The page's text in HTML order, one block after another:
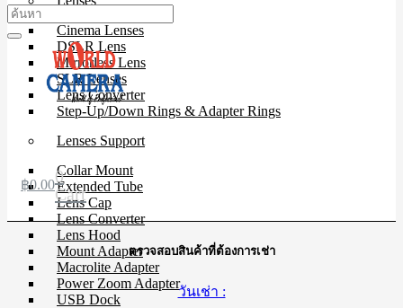
Cinema Lenses
DSLR Lens
Mirrorless Lens
SLR Lenses
Lens Converter
Step-Up/Down Rings & Adapter Rings
Lenses Support
Collar Mount
Extended Tube
Lens Cap
Lens Converter
Lens Hood
Mount Adapter
Macrolite Adapter
Power Zoom Adapter
USB Dock
฿0.000
Cart
ตรวจสอบสินค้าที่ต้องการเช่า
วันเช่า :